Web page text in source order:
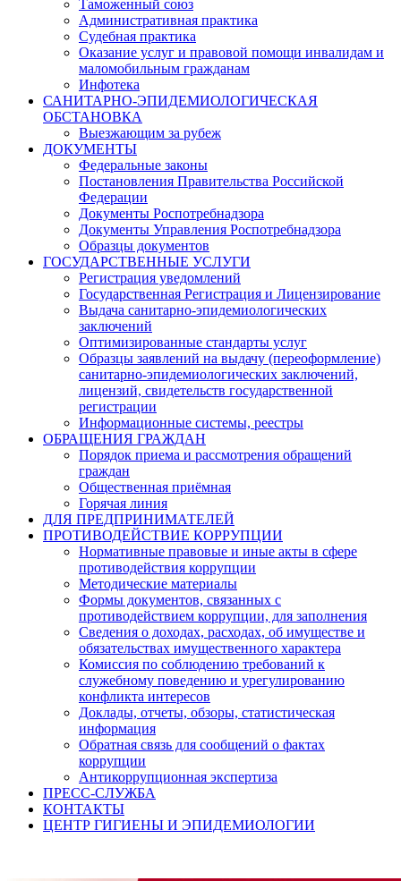
Таможенный союз
Административная практика
Судебная практика
Оказание услуг и правовой помощи инвалидам и
маломобильным гражданам
Инфотека
САНИТАРНО-ЭПИДЕМИОЛОГИЧЕСКАЯ
ОБСТАНОВКА
Выезжающим за рубеж
ДОКУМЕНТЫ
Федеральные законы
Постановления Правительства Российской
Федерации
Документы Роспотребнадзора
Документы Управления Роспотребнадзора
Образцы документов
ГОСУДАРСТВЕННЫЕ УСЛУГИ
Регистрация уведомлений
Государственная Регистрация и Лицензирование
Выдача санитарно-эпидемиологических
заключений
Оптимизированные стандарты услуг
Образцы заявлений на выдачу (переоформление)
санитарно-эпидемиологических заключений,
лицензий, свидетельств государственной
регистрации
Информационные системы, реестры
ОБРАЩЕНИЯ ГРАЖДАН
Порядок приема и рассмотрения обращений
граждан
Общественная приёмная
Горячая линия
ДЛЯ ПРЕДПРИНИМАТЕЛЕЙ
ПРОТИВОДЕЙСТВИЕ КОРРУПЦИИ
Нормативные правовые и иные акты в сфере
противодействия коррупции
Методические материалы
Формы документов, связанных с
противодействием коррупции, для заполнения
Сведения о доходах, расходах, об имуществе и
обязательствах имущественного характера
Комиссия по соблюдению требований к
служебному поведению и урегулированию
конфликта интересов
Доклады, отчеты, обзоры, статистическая
информация
Обратная связь для сообщений о фактах
коррупции
Антикоррупционная экспертиза
ПРЕСС-СЛУЖБА
КОНТАКТЫ
ЦЕНТР ГИГИЕНЫ И ЭПИДЕМИОЛОГИИ